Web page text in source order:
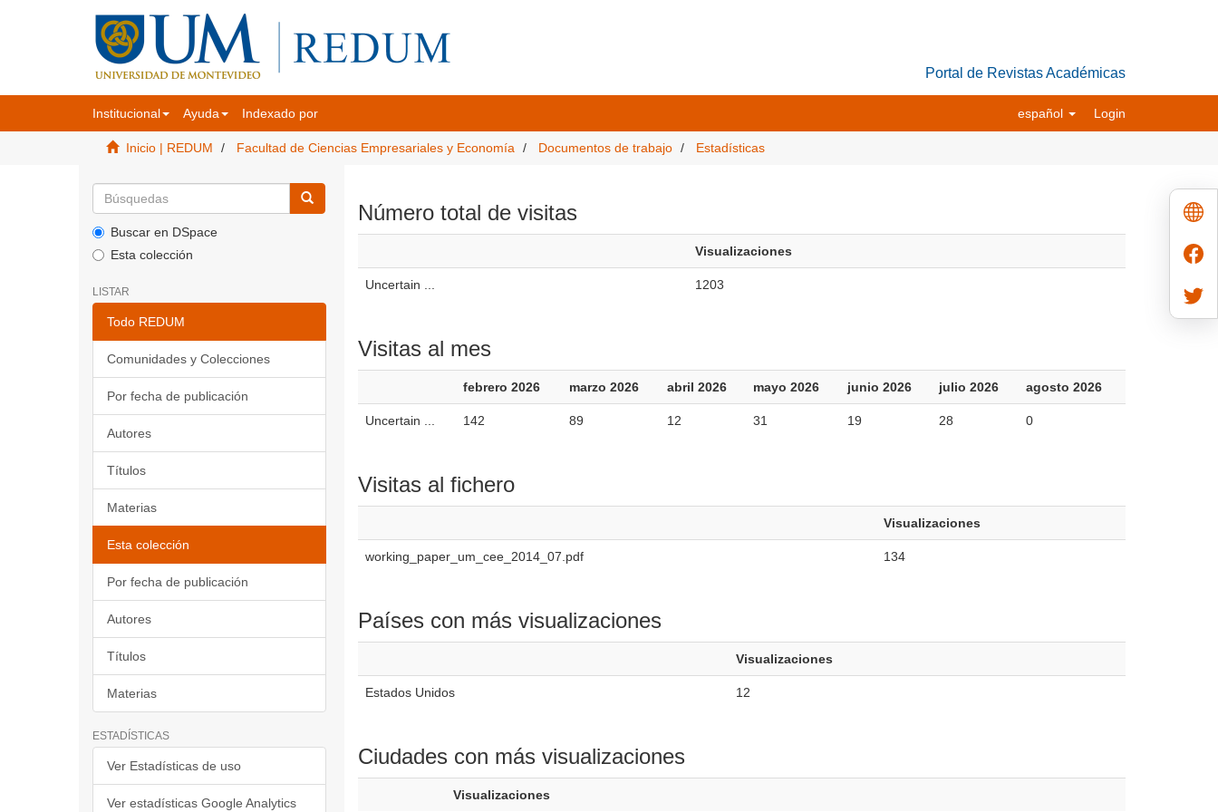
Portal de Revistas Académicas
Institucional Ayuda Indexado por español Login
Inicio | REDUM Facultad de Ciencias Empresariales y Economía Documentos de trabajo Estadísticas
Buscar en DSpace
Esta colección
LISTAR
Todo REDUM
Comunidades y Colecciones
Por fecha de publicación
Autores
Títulos
Materias
Esta colección
Por fecha de publicación
Autores
Títulos
Materias
ESTADÍSTICAS
Ver Estadísticas de uso
Ver estadísticas Google Analytics
Número total de visitas
Visualizaciones
Uncertain ... 1203
Visitas al mes
febrero 2026 marzo 2026 abril 2026 mayo 2026 junio 2026 julio 2026 agosto 2026
Uncertain ... 142 89 12 31 19 28 0
Visitas al fichero
Visualizaciones
working_paper_um_cee_2014_07.pdf 134
Países con más visualizaciones
Visualizaciones
Estados Unidos 12
Ciudades con más visualizaciones
Visualizaciones